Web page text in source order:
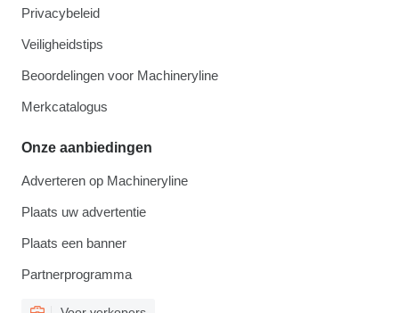
Privacybeleid
Veiligheidstips
Beoordelingen voor Machineryline
Merkcatalogus
Onze aanbiedingen
Adverteren op Machineryline
Plaats uw advertentie
Plaats een banner
Partnerprogramma